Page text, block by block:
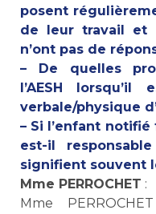
posent
de leur travail et
n’ont pas de
– De quelles
l’AESH
verbale/physique
– Si l’enfant notifié
est-il
signifient souvent
Mme PERROCHET :
Mme